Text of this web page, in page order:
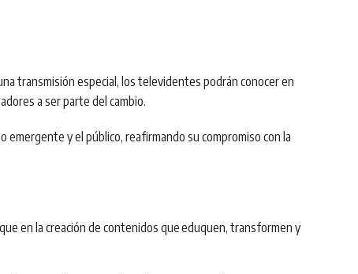
transmisión especial, los televidentes podrán conocer en
a ser parte del cambio.
y el público, reafirmando su compromiso con la
en la creación de contenidos queeduquen, transformen y